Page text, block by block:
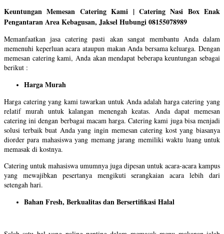
Keuntungan Memesan Catering Kami | Catering Nasi Box Enak
Pengantaran Area Kebagusan, Jaksel Hubungi 08155078989
Memanfaatkan jasa catering pasti akan sangat membantu Anda dalam
memenuhi keperluan acara ataupun makan Anda bersama keluarga. Dengan
memesan catering kami, Anda akan mendapat beberapa keuntungan sebagai
berikut :
Harga Murah
Harga catering yang kami tawarkan untuk Anda adalah harga catering yang
relatif murah untuk kalangan menengah keatas. Anda dapat memesan
catering ini dengan berbagai macam harga. Catering kami juga bisa menjadi
solusi terbaik buat Anda yang ingin memesan catering kost yang biasanya
diorder para mahasiswa yang memang jarang memiliki waktu luang untuk
memasak di kostnya.
Catering untuk mahasiswa umumnya juga dipesan untuk acara-acara kampus
yang mewajibkan pesertanya mengikuti serangkaian acara lebih dari
setengah hari.
Bahan Fresh, Berkualitas dan Bersertifikasi Halal